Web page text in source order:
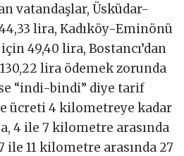
vatandaşlar, Üsküdar-
lira, Kadıköy-Eminönü
49,40 lira, Bostancı’dan
lira ödemek zorunda
“indi-bindi” diye tarif
ücreti 4 kilometreye kadar
4 ile 7 kilometre arasında
ile 11 kilometre arasında 27